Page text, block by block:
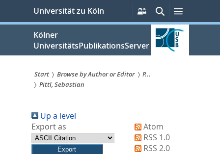
springen
Universität zu Köln
Persönliche
Services
SucheMenü
Kölner
UniversitätsPublikationsServer
Sie
sind
hier:
Start Browse by Author or Editor
P...
Pittl, Sebastian
Up a level
Export as
Atom
RSS 1.0
RSS 2.0